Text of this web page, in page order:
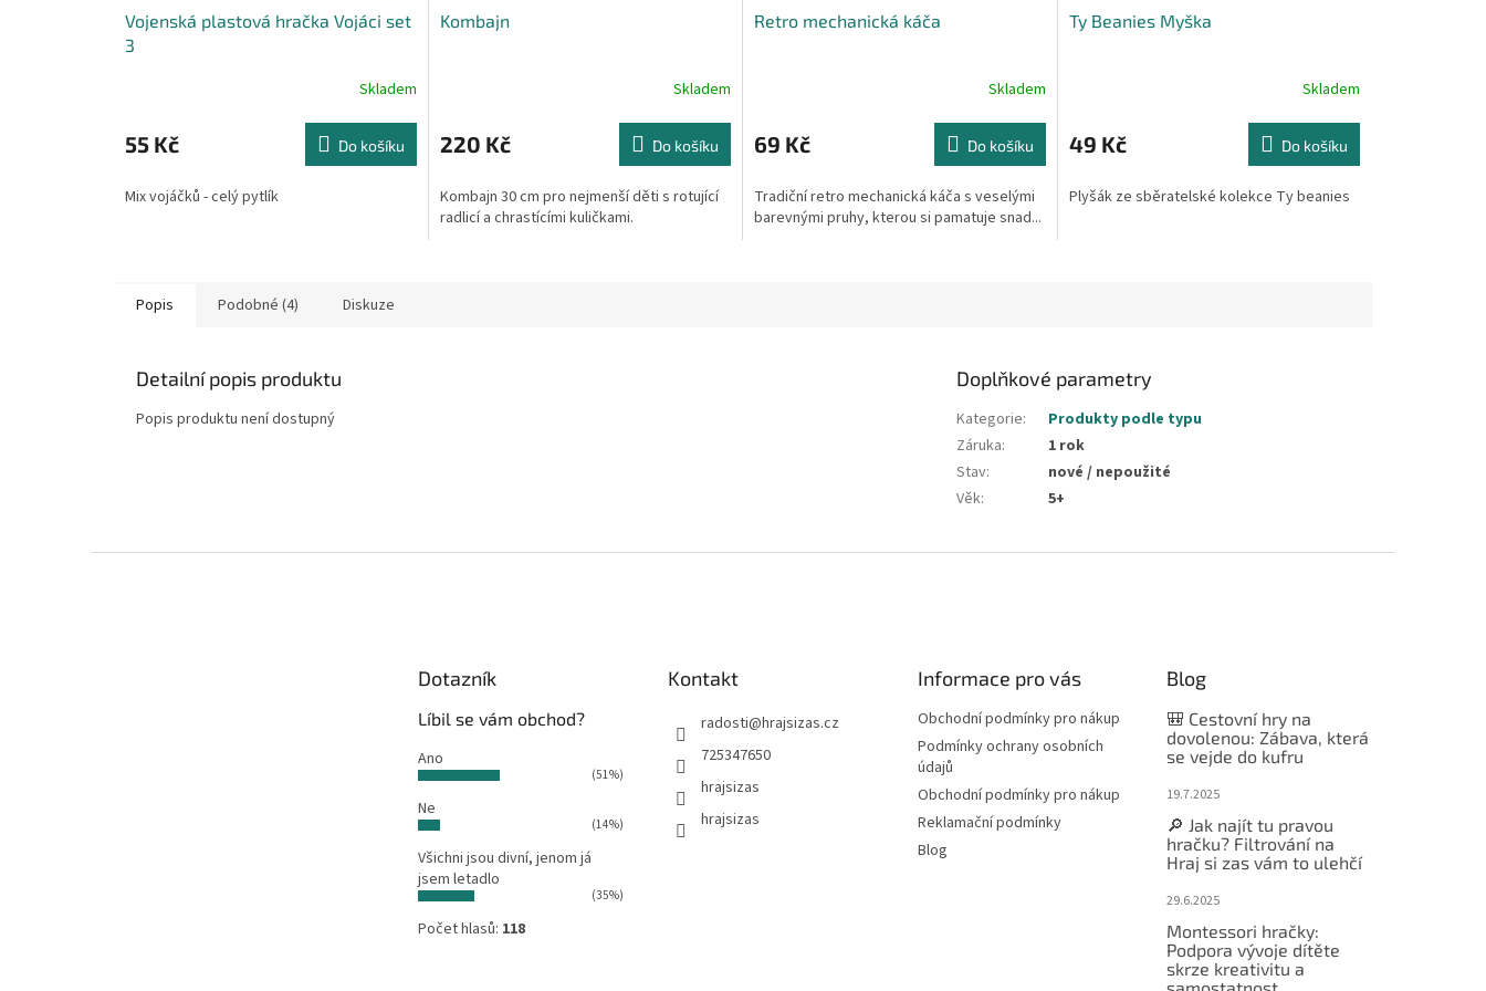
Vojenská plastová hračka Vojáci set
3
Skladem
55 Kč Do košíku
Mix vojáčků - celý pytlík
Kombajn
Skladem
220 Kč Do košíku
Kombajn 30 cm pro nejmenší děti s rotující
radlicí a chrastícími kuličkami.
Retro mechanická káča
Skladem
69 Kč Do košíku
Tradiční retro mechanická káča s veselými
barevnými pruhy, kterou si pamatuje snad...
Ty Beanies Myška
Skladem
49 Kč Do košíku
Plyšák ze sběratelské kolekce Ty beanies
Popis Podobné (4) Diskuze
Detailní popis produktu
Popis produktu není dostupný
Doplňkové parametry
Kategorie:
Produkty podle typu
Záruka:
1 rok
Stav:
nové / nepoužité
Věk: 5+
Dotazník
Líbil se vám obchod?
Ano
(51%)
Ne
(14%)
Všichni jsou divní, jenom já
jsem letadlo
(35%)
Počet hlasů: 118
Kontakt
radosti@hrajsizas.cz
725347650
hrajsizas
hrajsizas
Informace pro vás
Obchodní podmínky pro nákup
Podmínky ochrany osobních
údajů
Obchodní podmínky pro nákup
Reklamační podmínky
Blog
Blog
🎒 Cestovní hry na
dovolenou: Zábava, která
se vejde do kufru
19.7.2025
🔎 Jak najít tu pravou
hračku? Filtrování na
Hraj si zas vám to ulehčí
29.6.2025
Montessori hračky:
Podpora vývoje dítěte
skrze kreativitu a
samostatnost